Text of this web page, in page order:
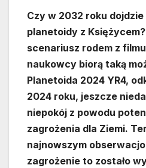
Czy w 2032 roku
planetoidy z
scenariusz rodem z
naukowcy biorą taką
Planetoida 2024 YR4,
2024 roku, jeszcze
niepokój z powodu
zagrożenia dla Ziemi.
najnowszym
zagrożenie to zostało